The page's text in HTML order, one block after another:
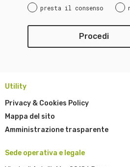
presta il consenso
Utility
Privacy & Cookies Policy
Mappa del sito
Amministrazione trasparente
Sede operativa e legale